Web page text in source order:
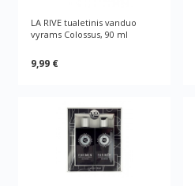
LA RIVE tualetinis vanduo
vyrams Colossus, 90 ml
9,99 €